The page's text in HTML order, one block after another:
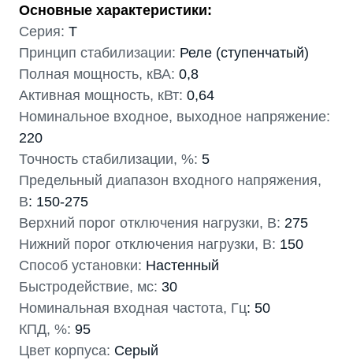
Основные характеристики:
Серия: T
Принцип стабилизации: Реле (ступенчатый)
Полная мощность, кВА: 0,8
Активная мощность, кВт: 0,64
Номинальное входное, выходное напряжение:
220
Точность стабилизации, %: 5
Предельный диапазон входного напряжения,
В: 150-275
Верхний порог отключения нагрузки, В: 275
Нижний порог отключения нагрузки, В: 150
Способ установки: Настенный
Быстродействие, мс: 30
Номинальная входная частота, Гц: 50
КПД, %: 95
Цвет корпуса: Серый